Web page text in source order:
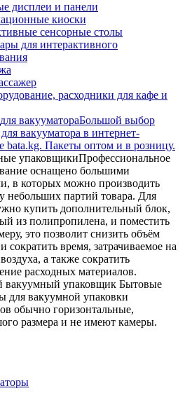
дисплеи и панели
киоски
сенсорные столы
для интерактивного
расходники для кафе и
вакууматораБольшой выбор
вакууматора в интернет-
bata.kg. Пакеты оптом и в розницу.
упаковщикиПрофессиональное
оснащено большими
в которых можно производить
небольших партий товара. Для
купить дополнительный блок,
из полипропилена, и поместить
это позволит снизить объём
сократить время, затрачиваемое на
а также сократить
расходных материалов.
вакуумный упаковщик Бытовые
для вакуумной упаковки
обычно горизонтальные,
размера и не имеют камеры.